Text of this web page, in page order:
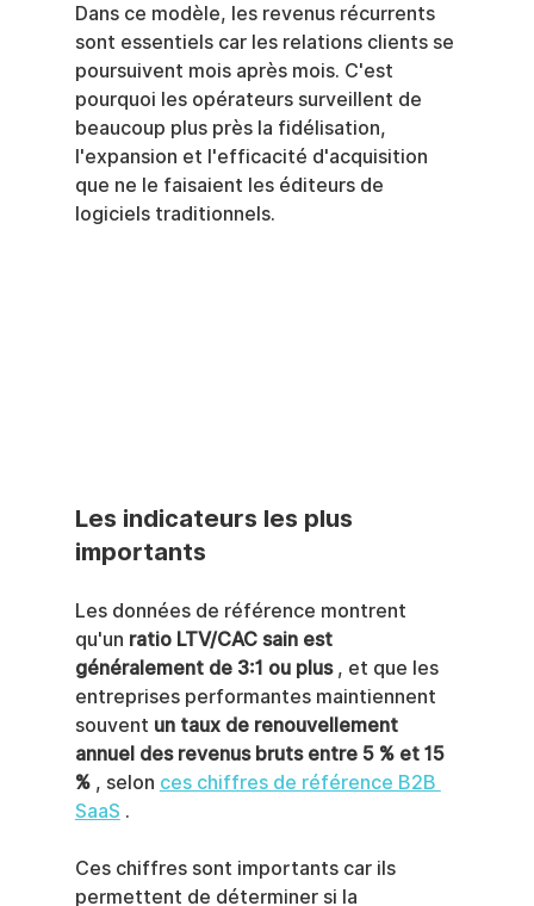
Dans ce modèle, les revenus récurrents
sont essentiels car les relations clients se
poursuivent mois après mois. C'est
pourquoi les opérateurs surveillent de
beaucoup plus près la fidélisation,
l'expansion et l'efficacité d'acquisition
que ne le faisaient les éditeurs de
logiciels traditionnels.
Les indicateurs les plus
importants
Les données de référence montrent
qu'un ratio LTV/CAC sain est
généralement de 3:1 ou plus , et que les
entreprises performantes maintiennent
souvent un taux de renouvellement
annuel des revenus bruts entre 5 % et 15
% , selon ces chiffres de référence B2B
SaaS .
Ces chiffres sont importants car ils
permettent de déterminer si la